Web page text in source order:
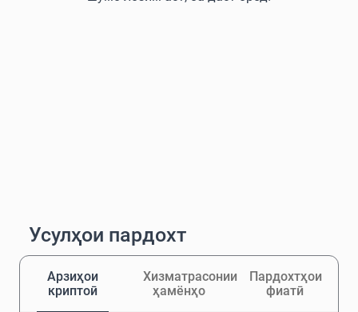
Усулҳои пардохт
Арзиҳои
криптоӣ
Хизматрасонии
ҳамёнҳо
Пардохтҳои
фиатӣ